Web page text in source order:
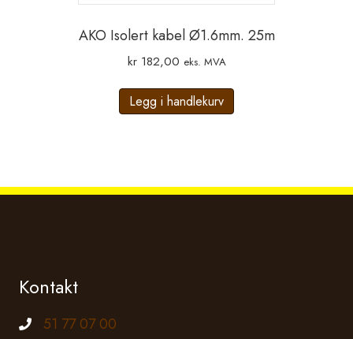
AKO Isolert kabel Ø1.6mm. 25m
kr182,00 eks. MVA
Legg i handlekurv
Kontakt
Telefonnummer
51 77 07 00